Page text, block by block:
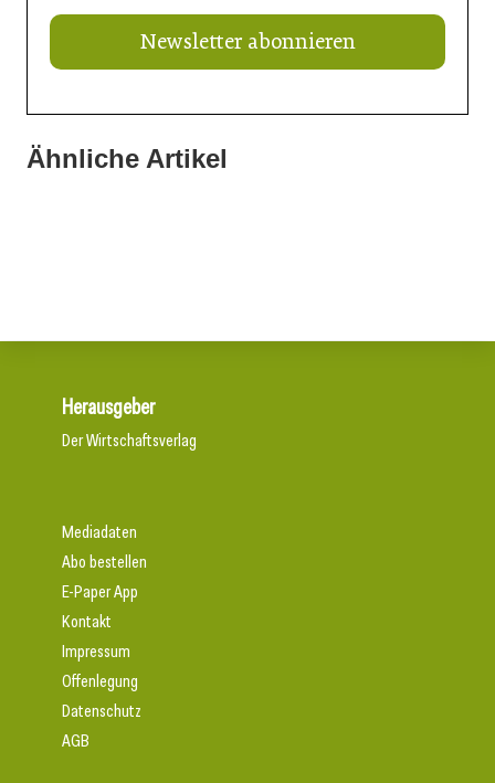
Newsletter abonnieren
Ähnliche Artikel
21. Juli 2026
20. Juli 2026
Herausgeber
Der Wirtschaftsverlag
Mediadaten
Abo bestellen
E-Paper App
Kontakt
Impressum
Offenlegung
Datenschutz
AGB